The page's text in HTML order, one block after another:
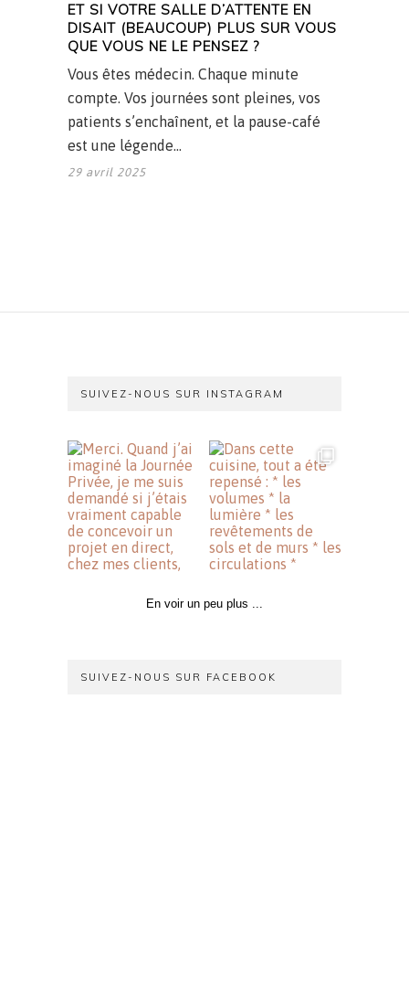
ET SI VOTRE SALLE D’ATTENTE EN
DISAIT (BEAUCOUP) PLUS SUR VOUS
QUE VOUS NE LE PENSEZ ?
Vous êtes médecin. Chaque minute
compte. Vos journées sont pleines, vos
patients s’enchaînent, et la pause-café
est une légende…
29 avril 2025
SUIVEZ-NOUS SUR INSTAGRAM
En voir un peu plus ...
SUIVEZ-NOUS SUR FACEBOOK